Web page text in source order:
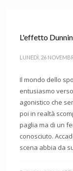
L'effetto
LUNEDÌ, 26
Il mondo dello
entusiasmo
agonistico che
poi in realtà
paglia ma di un
conosciuto.
scena abbia da